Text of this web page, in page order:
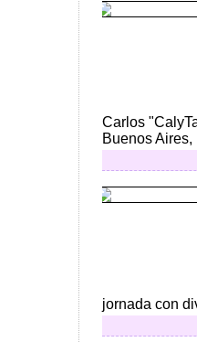
Carlos
Buenos Aires,
jornada con